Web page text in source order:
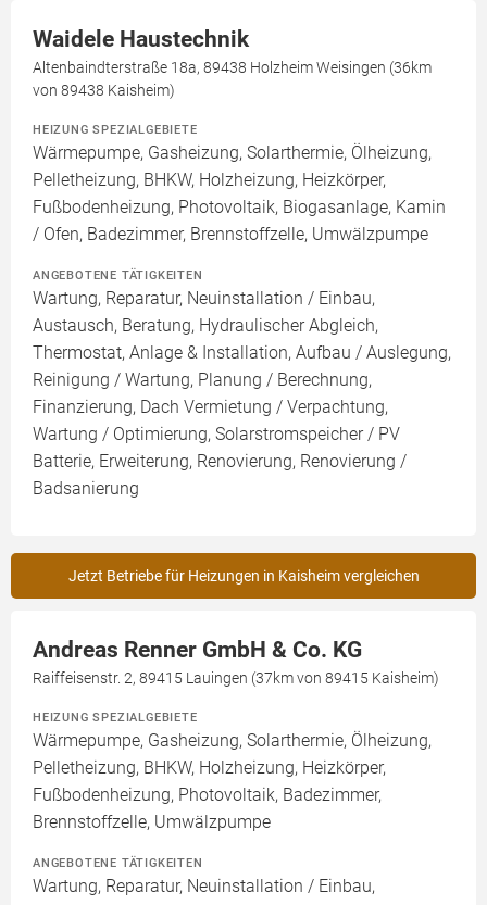
Waidele Haustechnik
Altenbaindterstraße 18a, 89438 Holzheim Weisingen (36km
von 89438 Kaisheim)
HEIZUNG SPEZIALGEBIETE
Wärmepumpe, Gasheizung, Solarthermie, Ölheizung,
Pelletheizung, BHKW, Holzheizung, Heizkörper,
Fußbodenheizung, Photovoltaik, Biogasanlage, Kamin
/ Ofen, Badezimmer, Brennstoffzelle, Umwälzpumpe
ANGEBOTENE TÄTIGKEITEN
Wartung, Reparatur, Neuinstallation / Einbau,
Austausch, Beratung, Hydraulischer Abgleich,
Thermostat, Anlage & Installation, Aufbau / Auslegung,
Reinigung / Wartung, Planung / Berechnung,
Finanzierung, Dach Vermietung / Verpachtung,
Wartung / Optimierung, Solarstromspeicher / PV
Batterie, Erweiterung, Renovierung, Renovierung /
Badsanierung
Jetzt Betriebe für Heizungen in Kaisheim vergleichen
Andreas Renner GmbH & Co. KG
Raiffeisenstr. 2, 89415 Lauingen (37km von 89415 Kaisheim)
HEIZUNG SPEZIALGEBIETE
Wärmepumpe, Gasheizung, Solarthermie, Ölheizung,
Pelletheizung, BHKW, Holzheizung, Heizkörper,
Fußbodenheizung, Photovoltaik, Badezimmer,
Brennstoffzelle, Umwälzpumpe
ANGEBOTENE TÄTIGKEITEN
Wartung, Reparatur, Neuinstallation / Einbau,